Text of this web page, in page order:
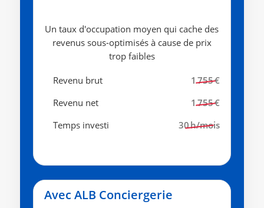
Un taux d'occupation moyen qui cache des
revenus sous-optimisés à cause de prix
trop faibles
Revenu brut
1 755 €
Revenu net
1 755 €
Temps investi
30 h/mois
Avec ALB Conciergerie